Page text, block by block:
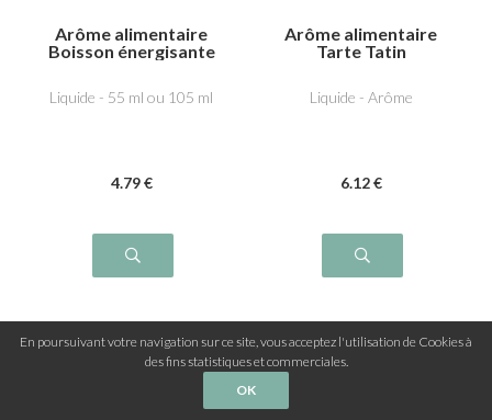
Arôme alimentaire
Boisson énergisante
Liquide - 55 ml ou 105 ml
4.79 €
Arôme alimentaire
Tarte Tatin
Liquide - Arôme
6.12 €
En poursuivant votre navigation sur ce site, vous acceptez l'utilisation de Cookies à
des fins statistiques et commerciales.
OK